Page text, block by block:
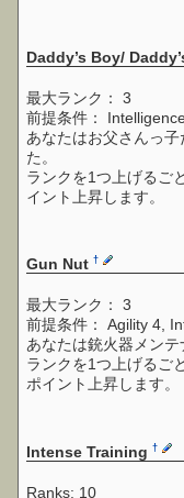
Daddy’s Boy/
最大ランク： 3
前提条件：
あなたはお父さんっ
た。
ランクを1つ上げるご
イント上昇します。
Gun Nut†
最大ランク： 3
前提条件： Agility 4,
あなたは銃火器メンテ
ランクを1つ上げるご
ポイント上昇します。
Intense Training†
Ranks: 10